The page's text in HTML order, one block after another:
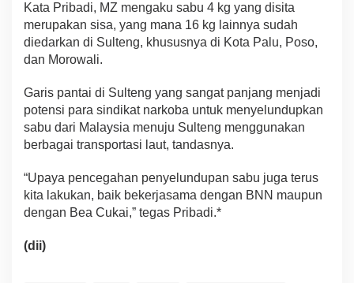
Kata Pribadi, MZ mengaku sabu 4 kg yang disita
merupakan sisa, yang mana 16 kg lainnya sudah
diedarkan di Sulteng, khususnya di Kota Palu, Poso,
dan Morowali.
Garis pantai di Sulteng yang sangat panjang menjadi
potensi para sindikat narkoba untuk menyelundupkan
sabu dari Malaysia menuju Sulteng menggunakan
berbagai transportasi laut, tandasnya.
“Upaya pencegahan penyelundupan sabu juga terus
kita lakukan, baik bekerjasama dengan BNN maupun
dengan Bea Cukai,” tegas Pribadi.*
(dii)